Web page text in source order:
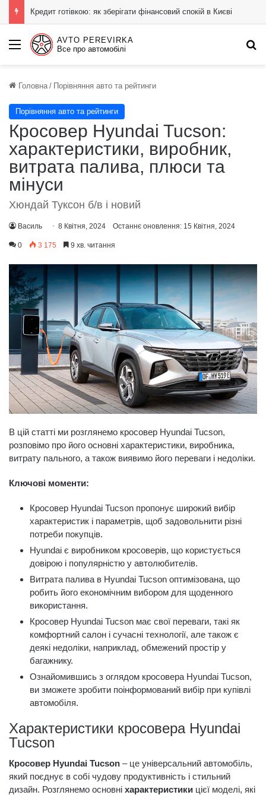
Кредит готівкою: як зберігати фінансовий спокій в Києві
Menu
AVTO PEREVIRKA
Все про автомобілі
Головна / Порівняння авто та рейтинги
Порівняння авто та рейтинги
Кросовер Hyundai Tucson:
характеристики, виробник,
витрата палива, плюси та
мінуси
Хюндай Туксон б/в і новий
Василь 8 Квітня, 2024 Останнє оновлення: 15 Квітня, 2024
0 3 175 9 хв. читання
В цій статті ми розглянемо кросовер Hyundai Tucson,
розповімо про його основні характеристики, виробника,
витрату пального, а також виявимо його переваги і недоліки.
Ключові моменти:
Кросовер Hyundai Tucson пропонує широкий вибір
характеристик і параметрів, щоб задовольнити різні
потреби покупців.
Hyundai є виробником кросоверів, що користується
довірою і популярністю у автолюбителів.
Витрата палива в Hyundai Tucson оптимізована, що
робить його економічним вибором для щоденного
використання.
Кросовер Hyundai Tucson має свої переваги, такі як
комфортний салон і сучасні технології, але також є
деякі недоліки, наприклад, обмежений простір у
багажнику.
Ознайомившись з оглядом кросовера Hyundai Tucson,
ви зможете зробити поінформований вибір при купівлі
автомобіля.
Характеристики кросовера Hyundai
Tucson
Кросовер Hyundai Tucson – це універсальний автомобіль,
який поєднує в собі чудову продуктивність і стильний
дизайн. Розглянемо основні характеристики цієї моделі, які